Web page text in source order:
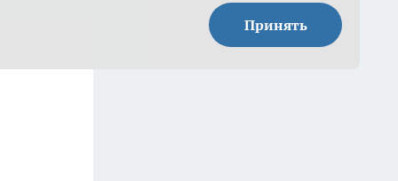
Принять